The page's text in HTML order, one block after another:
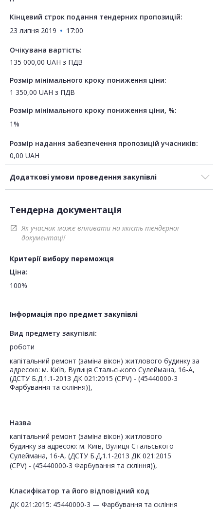
Кінцевий строк подання тендерних пропозицій:
23 липня 2019
17:00
Очікувана вартість:
135 000,00 UAH з ПДВ
Розмір мінімального кроку пониження ціни:
1 350,00 UAH з ПДВ
Розмір мінімального кроку пониження ціни, %:
1%
Розмір надання забезпечення пропозицій учасників:
0,00 UAH
Додаткові умови проведення закупівлі
Тендерна документація
open_in_new
Як учасник може впливати на якість тендерної
документації
Критерії вибору переможця
Ціна:
100%
Інформація про предмет закупівлі
Вид предмету закупівлі:
роботи
капітальний ремонт (заміна вікон) житлового будинку за
адресою: м. Київ, Вулиця Стальського Сулеймана, 16-А,
(ДСТУ Б.Д.1.1-2013 ДК 021:2015 (CPV) - (45440000-3
Фарбування та скління)),
Назва
капітальний ремонт (заміна вікон) житлового
будинку за адресою: м. Київ, Вулиця Стальського
Сулеймана, 16-А, (ДСТУ Б.Д.1.1-2013 ДК 021:2015
(CPV) - (45440000-3 Фарбування та скління)),
Класифікатор та його відповідний код
ДК 021:2015: 45440000-3 — Фарбування та скління